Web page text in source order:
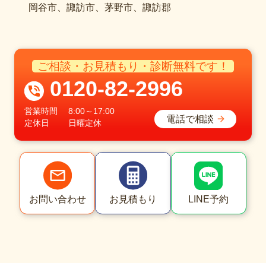
岡谷市、諏訪市、茅野市、諏訪郡
ご相談・お見積もり・診断無料です！
0120-82-2996
営業時間
8:00～17:00
定休日
日曜定休 電話で相談
お問い合わせ お見積もり LINE予約